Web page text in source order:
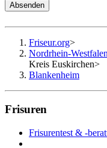
Absenden
Friseur.org>
Nordrhein-
Kreis Euskirchen>
Blankenheim
Frisuren
Frisurentest & -